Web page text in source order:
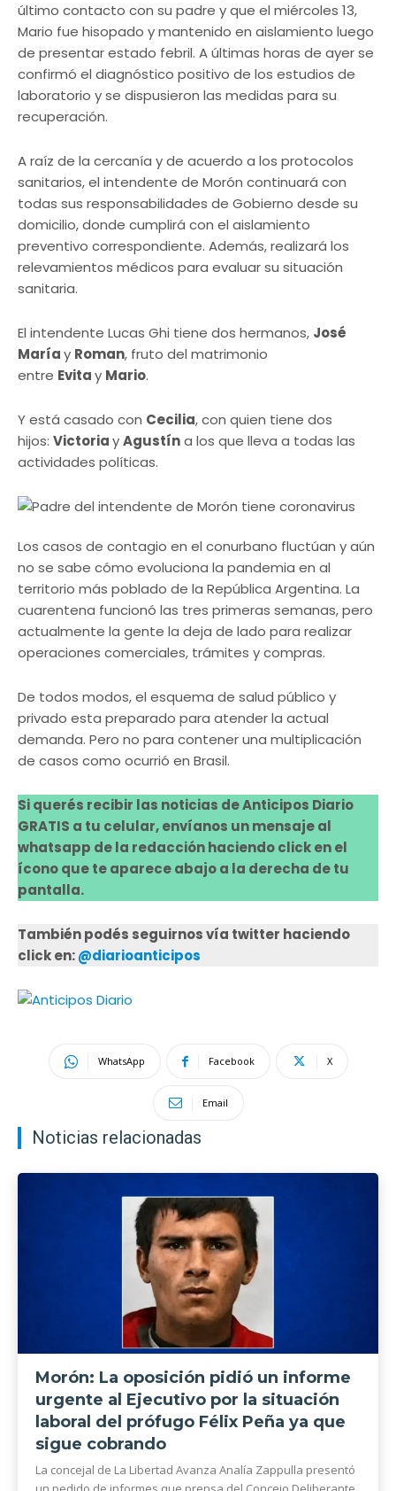
último contacto con su padre y que el miércoles 13,
Mario fue hisopado y mantenido en aislamiento luego
de presentar estado febril. A últimas horas de ayer se
confirmó el diagnóstico positivo de los estudios de
laboratorio y se dispusieron las medidas para su
recuperación.
A raíz de la cercanía y de acuerdo a los protocolos
sanitarios, el intendente de Morón continuará con
todas sus responsabilidades de Gobierno desde su
domicilio, donde cumplirá con el aislamiento
preventivo correspondiente. Además, realizará los
relevamientos médicos para evaluar su situación
sanitaria.
El intendente Lucas Ghi tiene dos hermanos, José
Maríay Roman, fruto del matrimonio
entre Evitay Mario.
Y está casado con Cecilia, con quien tiene dos
hijos: VictoriayAgustína los que lleva a todas las
actividades políticas.
Los casos de contagio en el conurbano fluctúan y aún
no se sabe cómo evoluciona la pandemia en al
territorio más poblado de la República Argentina. La
cuarentena funcionó las tres primeras semanas, pero
actualmente la gente la deja de lado para realizar
operaciones comerciales, trámites y compras.
De todos modos, el esquema de salud público y
privado esta preparado para atender la actual
demanda. Pero no para contener una multiplicación
de casos como ocurrió en Brasil.
Si querés recibir las noticias de Anticipos Diario
GRATIS a tu celular, envíanos un mensaje al
whatsapp de la redacción haciendo click en el
ícono que te aparece abajo a la derecha de tu
pantalla.
También podés seguirnos vía twitter haciendo
click en:@diarioanticipos
WhatsApp Facebook X
Email
Noticias relacionadas
Morón: La oposición pidió un informe
urgente al Ejecutivo por la situación
laboral del prófugo Félix Peña ya que
sigue cobrando
La concejal de La Libertad Avanza Analía Zappulla presentó